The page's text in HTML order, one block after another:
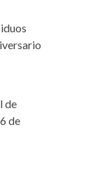
de
de